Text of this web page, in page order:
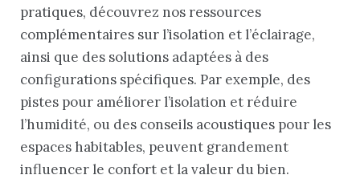
pratiques, découvrez nos ressources
complémentaires sur l’isolation et l’éclairage,
ainsi que des solutions adaptées à des
configurations spécifiques. Par exemple, des
pistes pour améliorer l’isolation et réduire
l’humidité, ou des conseils acoustiques pour les
espaces habitables, peuvent grandement
influencer le confort et la valeur du bien.